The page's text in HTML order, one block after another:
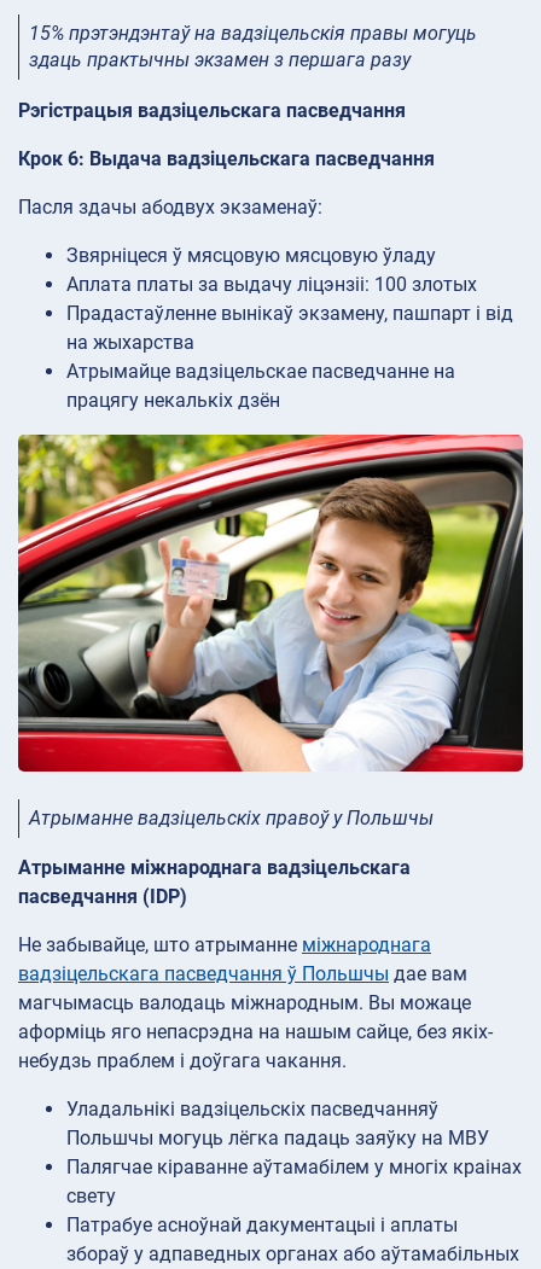
15% прэтэндэнтаў на вадзіцельскія правы могуць
здаць практычны экзамен з першага разу
Рэгістрацыя вадзіцельскага пасведчання
Крок 6: Выдача вадзіцельскага пасведчання
Пасля здачы абодвух экзаменаў:
Звярніцеся ў мясцовую мясцовую ўладу
Аплата платы за выдачу ліцэнзіі: 100 злотых
Прадастаўленне вынікаў экзамену, пашпарт і від
на жыхарства
Атрымайце вадзіцельскае пасведчанне на
працягу некалькіх дзён
Атрыманне вадзіцельскіх правоў у Польшчы
Атрыманне міжнароднага вадзіцельскага
пасведчання (IDP)
Не забывайце, што атрыманне міжнароднага
вадзіцельскага пасведчання ў Польшчы дае вам
магчымасць валодаць міжнародным. Вы можаце
аформіць яго непасрэдна на нашым сайце, без якіх-
небудзь праблем і доўгага чакання.
Уладальнікі вадзіцельскіх пасведчанняў
Польшчы могуць лёгка падаць заяўку на МВУ
Палягчае кіраванне аўтамабілем у многіх краінах
свету
Патрабуе асноўнай дакументацыі і аплаты
збораў у адпаведных органах або аўтамабільных